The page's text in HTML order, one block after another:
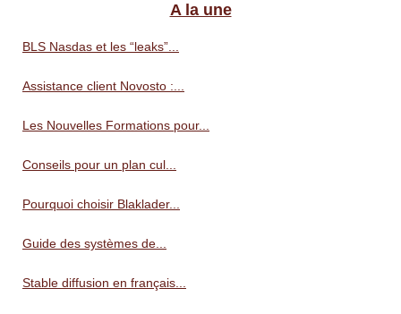
A la une
BLS Nasdas et les “leaks”...
Assistance client Novosto :...
Les Nouvelles Formations pour...
Conseils pour un plan cul...
Pourquoi choisir Blaklader...
Guide des systèmes de...
Stable diffusion en français...